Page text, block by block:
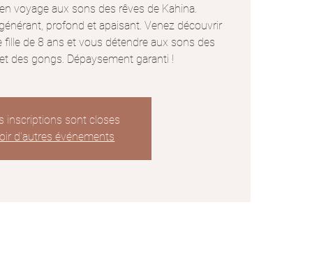
voyage aux sons des rêves de Kahina.
profond et apaisant. Venez découvrir
fille de 8 ans et vous détendre aux sons des
des gongs. Dépaysement garanti !
inscriptions sont closes
d'autres événements